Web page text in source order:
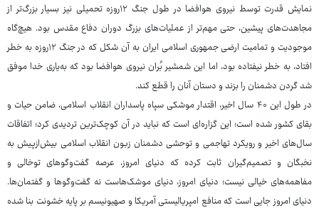
نمایش قدرت توسط نیروی هوافضا در طول جنگ ۱۲روزه تحمیلی نیز بسیار بزرگ‌تر از
مجاهدت‌های پیشین، حتی مهم‌تر از عملیات‌های بزرگ دوران دفاع مقدس بود. هیچ‌گاه
موجودیت و تمامیت ارضی جمهوری اسلامی ایران به آن شکل که در جنگ ۱۲روزه به خطر
افتاد، به خطر نیفتاده بود، اما این شمشیر بُران نیروی هوافضا بود که به‌یاری خدا موفق
شد گردن دشمنان را بزند و دستان آنان را قطع کند.
در طول این ۴۰ سال اخیر، اقتدار موشکی سپاه پاسداران انقلاب اسلامی، ضامن حیات و
بقای کشور شده است؛ این گزاره‌ای است که نباید در آن کوچک‌ترین تردیدی کرد؛ اتفاقات
سال‌های اخیر و رویکرد تهاجمی و توحشی دشمنان زبون انقلاب اسلامی بیش‌ازپیش به
نخبگان و تصمیم‌گیران ثابت کرده که دنیای امروز، عرصه گفت‌وگوهای توخالی و
مفاهمه‌های خیالی نیست؛ دنیای امروز، دنیای موشک‌هاست نه گفت‌وگوها و گفتمان‌ها.
دنیای امروز جایی است که منافع امپریالیستی آمریکا و صهیونیسم بر پایه خشونت بنا شده